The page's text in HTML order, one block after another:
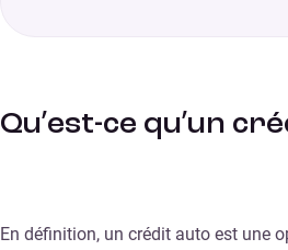
Qu’est-ce qu’un
En définition, un crédit auto est une